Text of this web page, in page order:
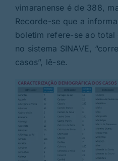
vimaranense é de 388,
Recorde-se que a
boletim refere-se ao
no sistema SINAVE,
casos”, lê-se.